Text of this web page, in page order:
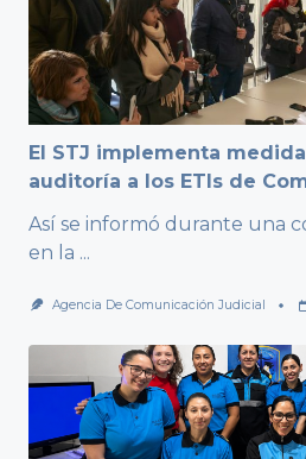
El STJ implementa
auditoría a los ETIs de
Así se informó durante una
en la ...
Agencia De Comunicación Judicial